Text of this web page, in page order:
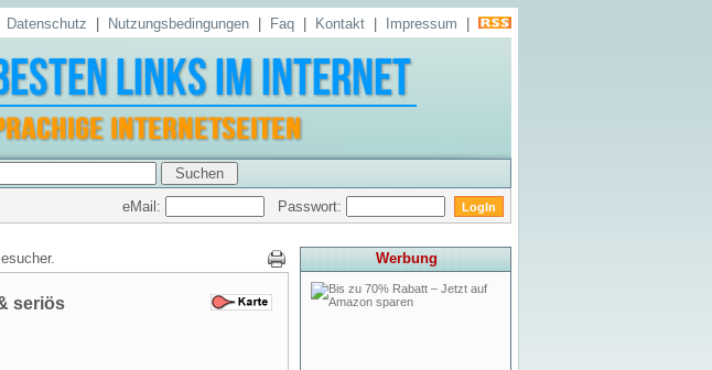
Datenschutz Nutzungsbedingungen Faq Kontakt Impressum
eMail: Passwort:
seriös
Werbung